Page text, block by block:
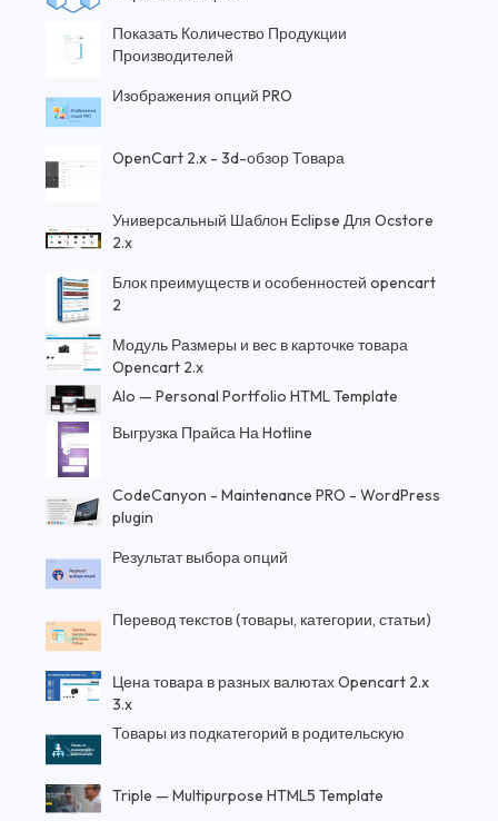
Показать Количество Продукции
Производителей
Изображения опций PRO
OpenCart 2.x - 3d-обзор Товара
Универсальный Шаблон Eclipse Для Ocstore
2.x
Блок преимуществ и особенностей opencart
2
Модуль Размеры и вес в карточке товара
Opencart 2.x
Alo — Personal Portfolio HTML Template
Выгрузка Прайса На Hotline
CodeCanyon - Maintenance PRO - WordPress
plugin
Результат выбора опций
Перевод текстов (товары, категории, статьи)
Цена товара в разных валютах Opencart 2.x
3.x
Товары из подкатегорий в родительскую
Triple — Multipurpose HTML5 Template